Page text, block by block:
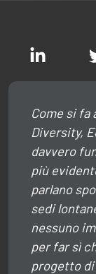
Come si fa
Diversity,
davvero
più
parlano
sedi
nessuno
per far sì
progetto